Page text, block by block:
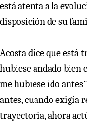
está atenta a la
disposición de su
Acosta dice que está
hubiese andado bien
me hubiese ido
antes, cuando exigía
trayectoria, ahora